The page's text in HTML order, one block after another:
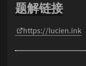
题解链接
https://lucien.ink